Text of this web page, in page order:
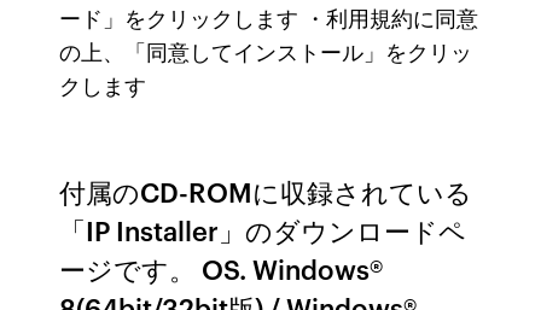
ード」をクリックします ・利用規約に同意
の上、「同意してインストール」をクリッ
クします
付属のCD-ROMに収録されている
「IP Installer」のダウンロードペ
ージです。 OS. Windows®